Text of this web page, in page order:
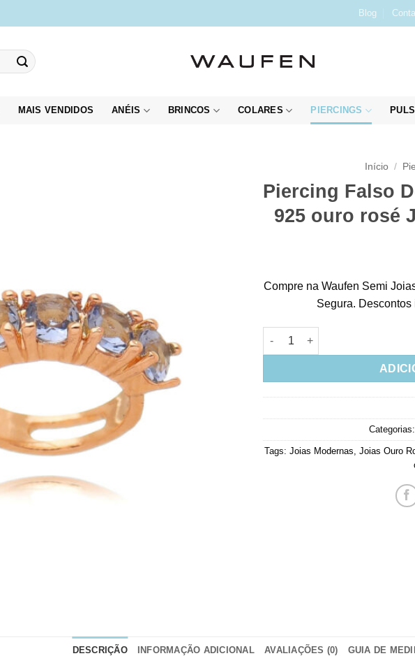
Blog
MAIS VENDIDOS ANÉIS BRINCOS COLARES PIERCINGS
Início /
Piercing Falso
925 ouro rosé
Compre na Waufen Semi
Segura.
Piercing Falso De Pressão
Categorias:
Tags: Joias Modernas Joias Ouro
DESCRIÇÃO INFORMAÇÃO ADICIONAL AVALIAÇÕES (0) GUIA DE